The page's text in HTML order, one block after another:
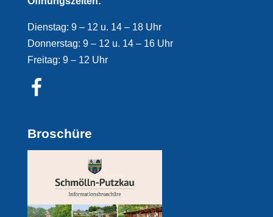
Dienstag: 9 – 12 u. 14 – 18 Uhr
Donnerstag: 9 – 12 u. 14 – 16 Uhr
Freitag: 9 – 12 Uhr
Broschüre